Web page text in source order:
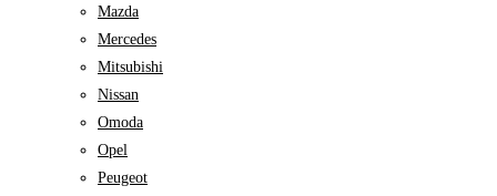
Mazda
Mercedes
Mitsubishi
Nissan
Omoda
Opel
Peugeot